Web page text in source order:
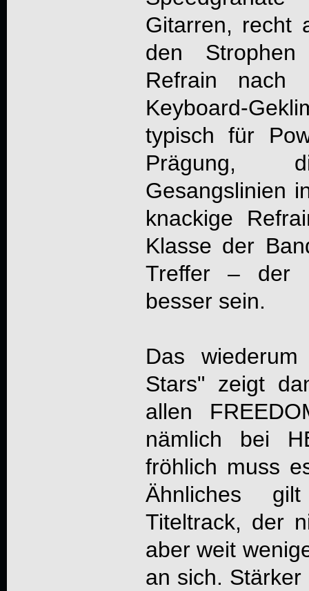
Gitarren, recht
den
Refrain nach
Keyboard-
typisch für
Prägung,
Gesangslinien
knackige
Klasse der
Treffer – der
besser sein.
Das
Stars" zeigt
allen
nämlich bei
fröhlich muss
Ähnliches
Titeltrack, der
aber weit
an sich.